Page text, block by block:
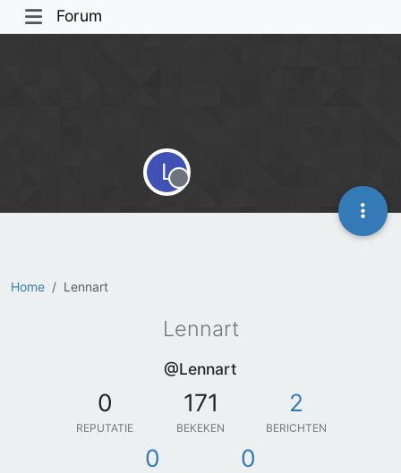
Forum
Home Lennart
L
Offline
Lennart
@Lennart
0
REPUTATIE
171
BEKEKEN
2
BERICHTEN
0 0